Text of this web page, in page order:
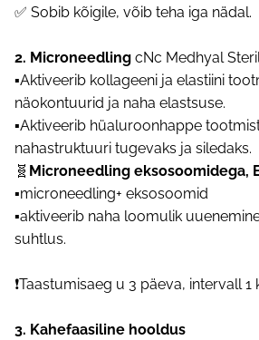
✅️ Sobib kõigile, võib teha iga nädal.
2. Microneedling cNc Medhyal
▪️Aktiveerib kollageeni ja elastiini
näokontuurid ja naha elastsuse.
▪️Aktiveerib hüaluroonhappe
nahastruktuuri tugevaks ja siledaks.
🧬 Microneedling eksosoomidega,
▪️microneedling+ eksosoomid
▪️aktiveerib naha loomulik
suhtlus.
❗️Taastumisaeg u 3 päeva, intervall 1
3. Kahefaasiline hooldus